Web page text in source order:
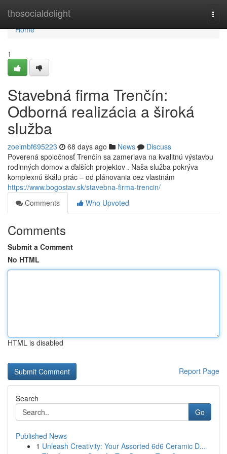
thesocialdelight
Home
Home
1
Stavebná firma Trenčín:
Odborná realizácia a široká
služba
zoeimbf695223 68 days ago News
Discuss
Poverená spoločnosť Trenčín sa zameriava na kvalitnú výstavbu
rodinných domov a ďalších projektov . Naša služba pokrýva
komplexnú škálu prác – od plánovania cez vlastnám
https://www.bogostav.sk/stavebna-firma-trencin/
Comments
Who Upvoted
Comments
Submit a Comment
No HTML
HTML is disabled
Report Page
Search
Go
Published News
1 Unleash Creativity: Your Assorted 6d6 Ceramic D...